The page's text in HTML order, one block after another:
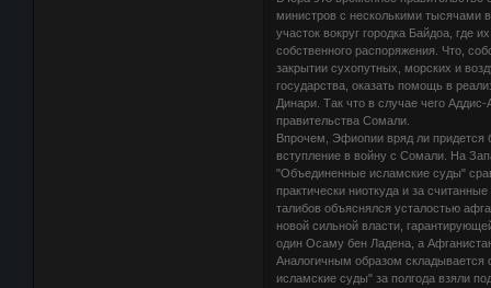
министров с несколькими тысячами
участок вокруг городка Байдоа, где
собственного распоряжения. Что,
закрытии сухопутных, морских и
государства, оказать помощь в
Динари. Так что в случае чего
правительства Сомали.
Впрочем, Эфиопии вряд ли придется
вступление в войну с Сомали. На
"Объединенные исламские суды"
практически ниоткуда и за
талибов объяснялся усталостью
новой сильной власти,
один Осаму бен Ладена, а
Аналогичным образом складывается
исламские суды" за полгода взяли